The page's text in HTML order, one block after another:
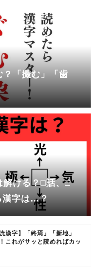
？「撮む」「歯
解ける？□話、□
字は…？
漢字】「終焉」「新地」
これがサッと読めればカッ